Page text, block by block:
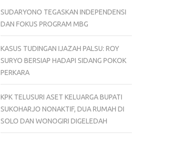
SUDARYONO TEGASKAN INDEPENDENSI
DAN FOKUS PROGRAM MBG
KASUS TUDINGAN IJAZAH PALSU: ROY
SURYO BERSIAP HADAPI SIDANG POKOK
PERKARA
KPK TELUSURI ASET KELUARGA BUPATI
SUKOHARJO NONAKTIF, DUA RUMAH DI
SOLO DAN WONOGIRI DIGELEDAH